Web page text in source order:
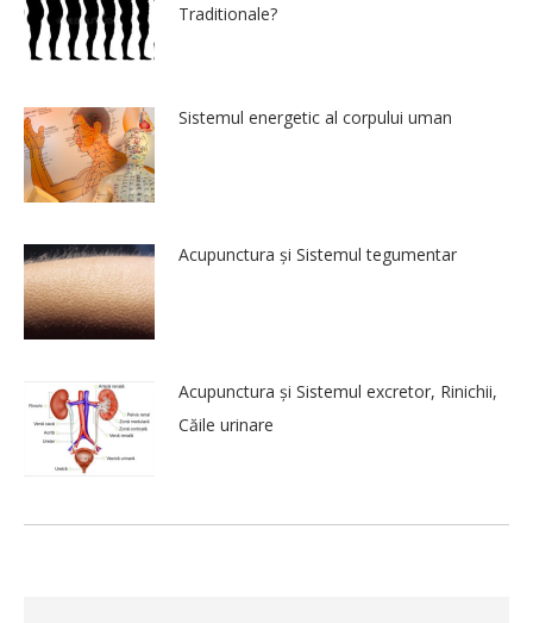
Traditionale?
Sistemul energetic al corpului uman
Acupunctura și Sistemul tegumentar
Acupunctura și Sistemul excretor, Rinichii,
Căile urinare